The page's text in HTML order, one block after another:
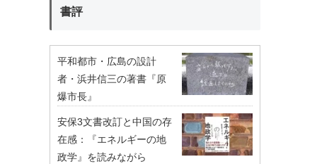
書評
平和都市・広島の設計
者・浜井信三の著書『原
爆市長』
安保3文書改訂と中国の存
在感：『エネルギーの地
政学』を読みながら